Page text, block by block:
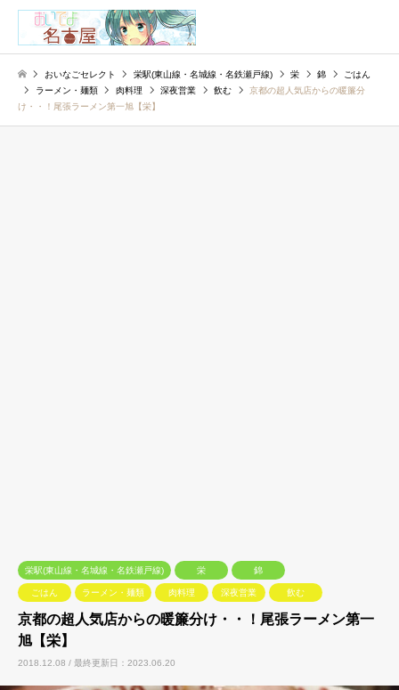
おいなごセレクト 栄駅(東山線・名城線・名鉄瀬戸線) 栄 錦
ごはん
ラーメン・麺類
肉料理 深夜営業 飲む
京都の超人気店からの暖簾分
け・・！尾張ラーメン第一旭【栄】
栄駅(東山線・名城線・名鉄瀬戸線) 栄 錦
ごはん ラーメン・麺類 肉料理 深夜営業 飲む
京都の超人気店からの暖簾分け・・！尾張ラーメン第一
旭【栄】
2018.12.08 / 最終更新日：2023.06.20